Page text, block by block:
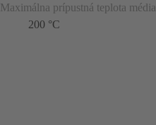
Maximálna prípustná teplota média
200 °C